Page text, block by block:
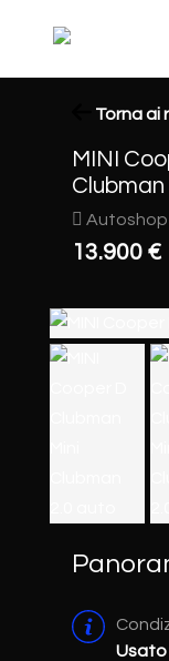
Torna ai
MINI
Autoshop
13.900 €
Usato